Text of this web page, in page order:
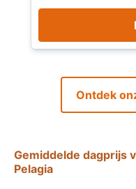
Ontdek
Gemiddelde dagprijs
Pelagia